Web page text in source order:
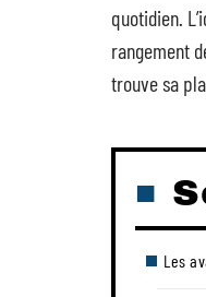
quotidien.
rangement
trouve sa
Les